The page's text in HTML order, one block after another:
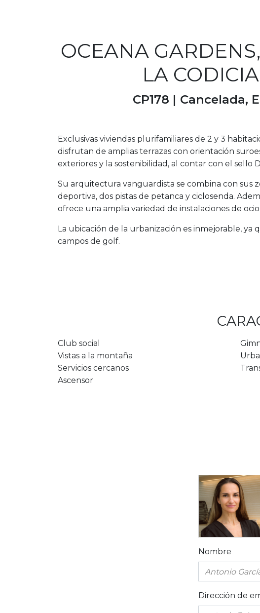
OCEANA
LA
CP178 | Cancelada,
Exclusivas viviendas plurifamiliares de 2 y 3
disfrutan de amplias terrazas con orientación
exteriores y la sostenibilidad, al contar con el sello
Su arquitectura vanguardista se combina con sus
deportiva, dos pistas de petanca y ciclosenda.
ofrece una amplia variedad de instalaciones de ocio
La ubicación de la urbanización es inmejorable,
campos de golf.
Club social
Vistas a la montaña
Servicios cercanos
Ascensor
Nombre
Dirección de